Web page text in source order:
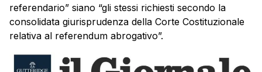
referendario” siano “gli stessi richiesti secondo la
consolidata giurisprudenza della Corte Costituzionale
relativa al referendum abrogativo”.